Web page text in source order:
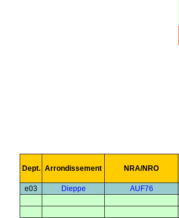
Dept. Arrondissement NRA/NRO
e03
Dieppe AUF76